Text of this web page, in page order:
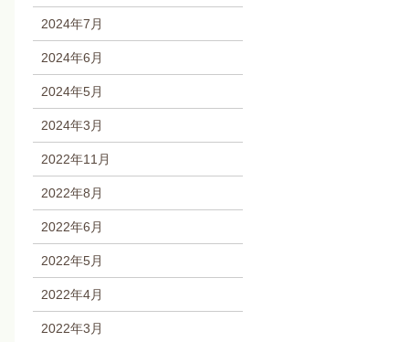
2024年7月
2024年6月
2024年5月
2024年3月
2022年11月
2022年8月
2022年6月
2022年5月
2022年4月
2022年3月